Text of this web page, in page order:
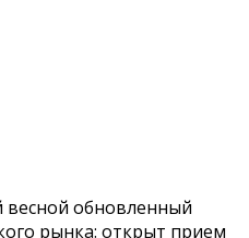
обновленный
рынка: открыт прием